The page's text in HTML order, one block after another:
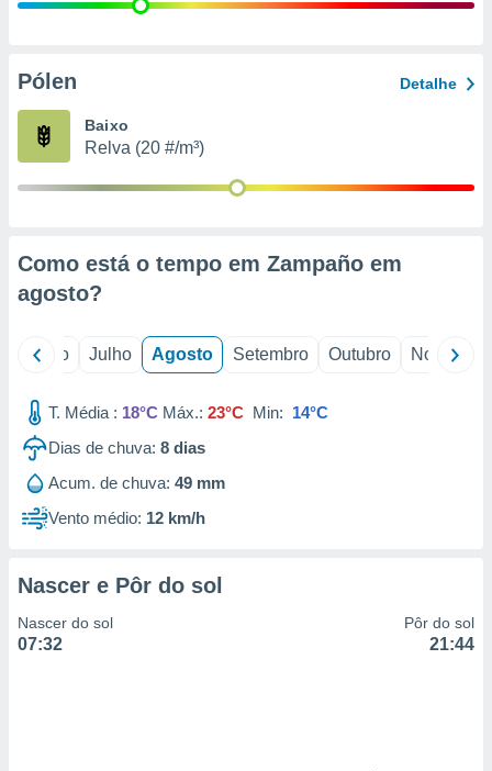
e
de
Pólen Detalhe
Baixo
Relva (20 #/m³)
Como está o tempo em Zampaño em
agosto?
Junho Julho Agosto Setembro Outubro Novembro
T. Média : 18°C Máx.: 23°C Min: 14°C
Dias de chuva: 8 dias
Acum. de chuva: 49 mm
Vento médio: 12 km/h
Nascer e Pôr do sol
Nascer do sol
07:32
Pôr do sol
21:44